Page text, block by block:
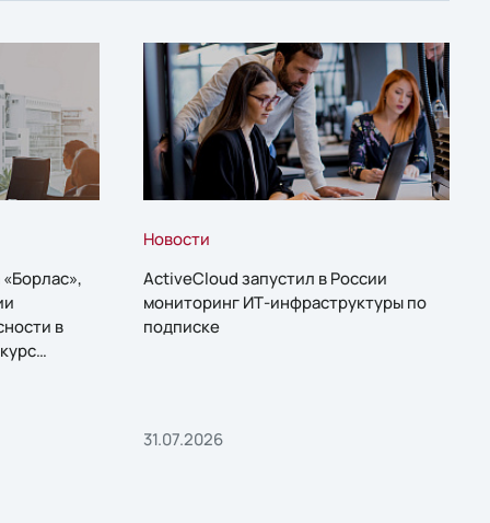
в
Новости
ActiveCloud запустил в России
мониторинг ИТ-инфраструктуры по
подписке
31.07.2026